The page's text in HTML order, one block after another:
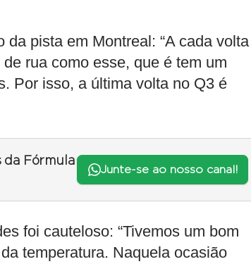
pista em Montreal: “A cada volta
rua como esse, que é tem um
Por isso, a última volta no Q3 é
da Fórmula
Junte-se ao nosso canal!
foi cauteloso: “Tivemos um bom
temperatura. Naquela ocasião